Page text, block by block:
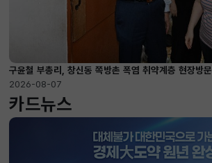
구윤철 부총리, 창신동 쪽방촌 폭염 취약계층 현장방문
2026-08-07
카드뉴스